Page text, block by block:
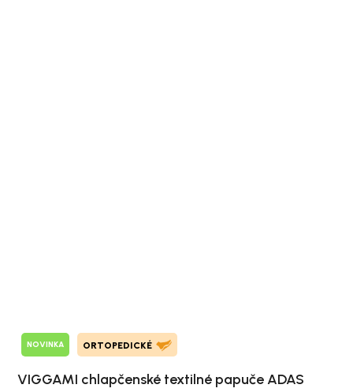
NOVINKA ORTOPEDICKÉ
VIGGAMI chlapčenské textilné papuče ADAS